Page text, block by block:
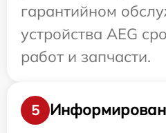
гарантийном
устройства AEG
работ и запчасти.
5